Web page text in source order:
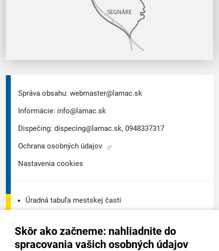
Skôr ako začneme: nahliadnite do
spracovania vašich osobných údajov
Správa obsahu: webmaster@lamac.sk
Informácie: info@lamac.sk
Dispečing: dispecing@lamac.sk, 0948337317
Ochrana osobných údajov
Nastavenia cookies
Úradná tabuľa mestskej časti
Úradná tabuľa stavebného úradu